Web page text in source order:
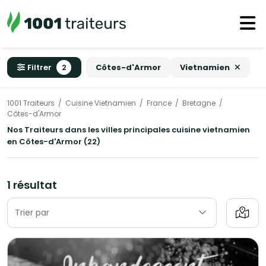
Filtrer 2 Côtes-d'Armor Vietnamien
1001 Traiteurs Cuisine Vietnamien France
Bretagne
Côtes-d'Armor
Nos Traiteurs dans les villes principales cuisine vietnamien
en Côtes-d'Armor (22)
1 résultat
Trier par